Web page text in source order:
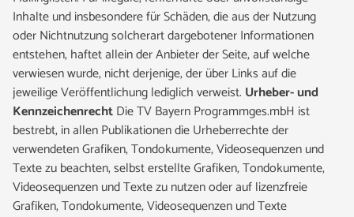
Inhalte und insbesondere für Schäden, die aus der Nutzung
oder Nichtnutzung solcherart dargebotener Informationen
entstehen, haftet allein der Anbieter der Seite, auf welche
verwiesen wurde, nicht derjenige, der über Links auf die
jeweilige Veröffentlichung lediglich verweist. Urheber- und
KennzeichenrechtDie TV Bayern Programmges.mbH ist
bestrebt, in allen Publikationen die Urheberrechte der
verwendeten Grafiken, Tondokumente, Videosequenzen und
Texte zu beachten, selbst erstellte Grafiken, Tondokumente,
Videosequenzen und Texte zu nutzen oder auf lizenzfreie
Grafiken, Tondokumente, Videosequenzen und Texte